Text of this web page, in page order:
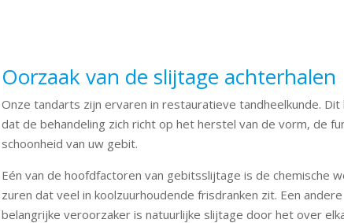
Oorzaak van de slijtage achterhalen
Onze tandarts zijn ervaren in restauratieve tandheelkunde. Dit
dat de behandeling zich richt op het herstel van de vorm, de
schoonheid van uw gebit.
Eén van de hoofdfactoren van gebitsslijtage is de chemische
zuren dat veel in koolzuurhoudende frisdranken zit. Een andere
belangrijke veroorzaker is natuurlijke slijtage door het over